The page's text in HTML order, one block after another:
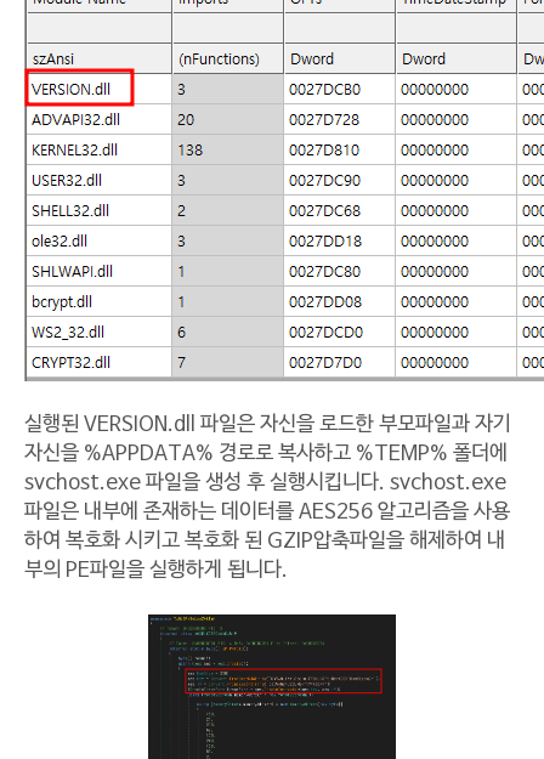
실행된 VERSION.dll 파일은 자신을 로드한 부모파일과 자기
자신을 %APPDATA% 경로로 복사하고 %TEMP% 폴더에
svchost.exe 파일을 생성 후 실행시킵니다. svchost.exe
파일은 내부에 존재하는 데이터를 AES256 알고리즘을 사용
하여 복호화 시키고 복호화 된 GZIP압축파일을 해제하여 내
부의 PE파일을 실행하게 됩니다.